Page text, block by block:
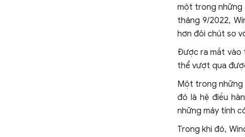
một trong những
tháng 9/2022,
hơn đôi chút so
Được ra mắt vào
thể vượt qua
Một trong những
đó là hệ điều
những máy tính
Trong khi đó,